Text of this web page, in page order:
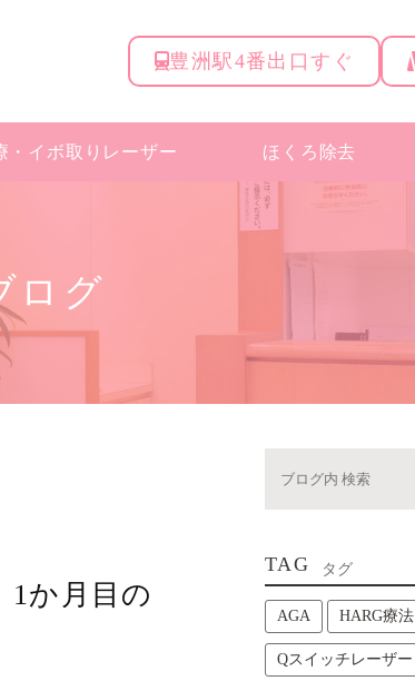
豊洲駅4番出口すぐ
・ イボ取りレーザー ほくろ除去
ログ
1か月目の
TAG タグ
AGA HARG療法
Qスイッチレーザー